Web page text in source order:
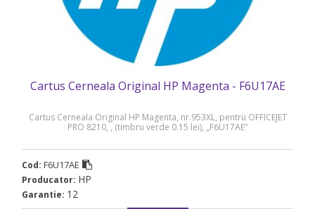
Cartus Cerneala Original HP Magenta - F6U17AE
Cartus Cerneala Original HP Magenta, nr.953XL, pentru OFFICEJET
PRO 8210, , (timbru verde 0.15 lei), „F6U17AE”
Cod: F6U17AE
Producator: HP
Garantie: 12